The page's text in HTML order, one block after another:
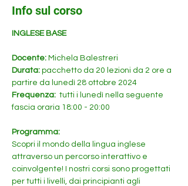
Info sul corso
INGLESE BASE
Docente: Michela Balestreri
Durata: pacchetto da 20 lezioni da 2 ore a
partire da lunedì 28 ottobre 2024
Frequenza: tutti i lunedì nella seguente
fascia oraria 18:00 - 20:00
Programma:
Scopri il mondo della lingua inglese
attraverso un percorso interattivo e
coinvolgente! I nostri corsi sono progettati
per tutti i livelli, dai principianti agli